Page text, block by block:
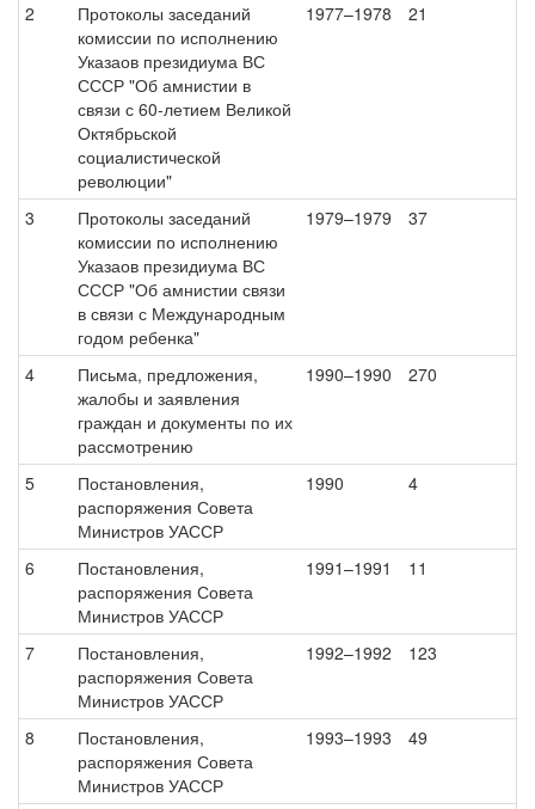
2
Протоколы заседаний
комиссии по исполнению
Указаов президиума ВС
СССР "Об амнистии в
связи с 60-летием Великой
Октябрьской
социалистической
революции"
1977–1978 21
3
Протоколы заседаний
комиссии по исполнению
Указаов президиума ВС
СССР "Об амнистии связи
в связи с Международным
годом ребенка"
1979–1979 37
4
Письма, предложения,
жалобы и заявления
граждан и документы по их
рассмотрению
1990–1990 270
5
Постановления,
распоряжения Совета
Министров УАССР
1990 4
6
Постановления,
распоряжения Совета
Министров УАССР
1991–1991 11
7
Постановления,
распоряжения Совета
Министров УАССР
1992–1992 123
8
Постановления,
распоряжения Совета
Министров УАССР
1993–1993 49